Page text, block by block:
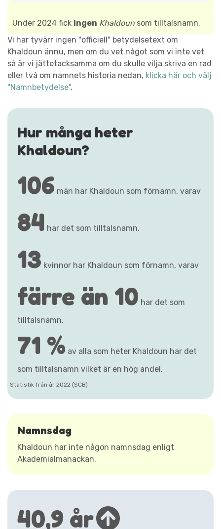
Under 2024 fick ingen Khaldoun som tilltalsnamn.
Vi har tyvärr ingen "officiell" betydelsetext om
Khaldoun ännu, men om du vet något som vi inte vet
så är vi jättetacksamma om du skulle vilja skriva en rad
eller två om namnets historia nedan, klicka här och välj
"Namnbetydelse".
Hur många heter
Khaldoun?
106 män har Khaldoun som förnamn, varav
84 har det som tilltalsnamn.
13 kvinnor har Khaldoun som förnamn, varav
färre än 10 har det som
tilltalsnamn.
71 % av alla som heter Khaldoun har det
som tilltalsnamn vilket är en hög andel.
Statistik från år 2022 (SCB)
Namnsdag
Khaldoun har inte någon namnsdag enligt
Akademialmanackan.
40,9 år